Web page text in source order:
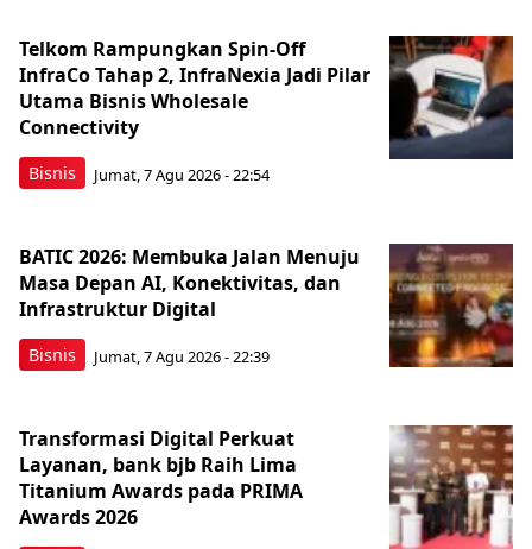
Bisnis
Telkom Rampungkan Spin-Off
InfraCo Tahap 2, InfraNexia Jadi Pilar
Utama Bisnis Wholesale
Connectivity
Jumat, 7 Agu 2026 - 22:54
Bisnis
BATIC 2026: Membuka Jalan Menuju
Masa Depan AI, Konektivitas, dan
Infrastruktur Digital
Jumat, 7 Agu 2026 - 22:39
Transformasi Digital Perkuat
Layanan, bank bjb Raih Lima
Titanium Awards pada PRIMA
Awards 2026